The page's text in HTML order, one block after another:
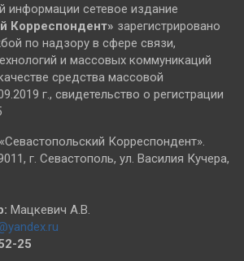
информации сетевое издание
Корреспондент» зарегистрировано
по надзору в сфере связи,
и массовых коммуникаций
средства массовой
г., свидетельство о регистрации
Корреспондент».
г. Севастополь, ул. Василия Кучера,
Мацкевич А.В.
25